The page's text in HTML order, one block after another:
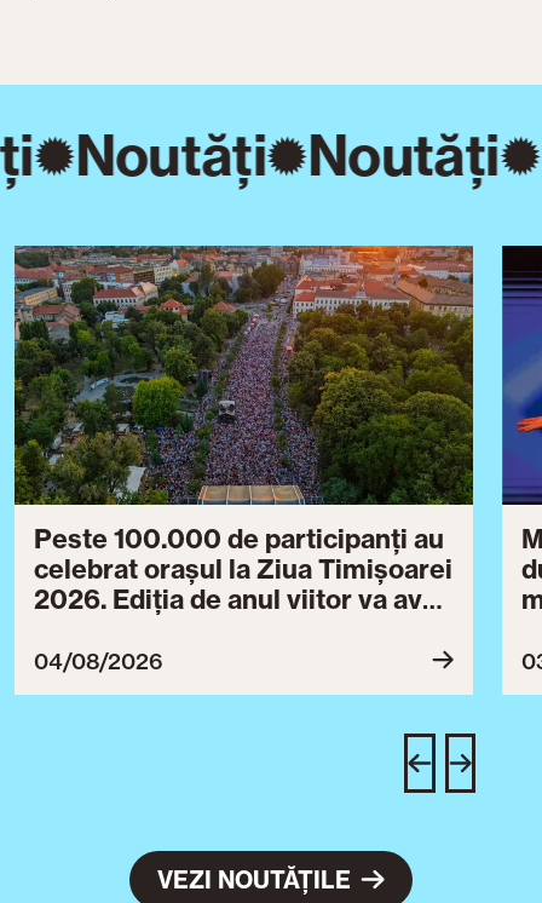
Noutăți Noutăți
Peste 100.000 de participanți au
celebrat orașul la Ziua Timișoarei
2026. Ediția de anul viitor va avea
04/08/2026
VEZI NOUTĂȚILE